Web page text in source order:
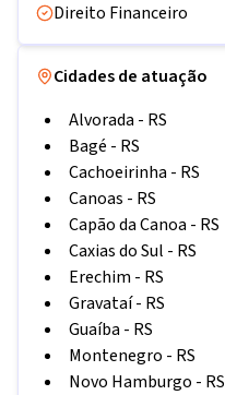
Direito Financeiro
Cidades de atuação
Alvorada - RS
Bagé - RS
Cachoeirinha - RS
Canoas - RS
Capão da Canoa - RS
Caxias do Sul - RS
Erechim - RS
Gravataí- RS
Guaíba - RS
Montenegro - RS
Novo Hamburgo - RS